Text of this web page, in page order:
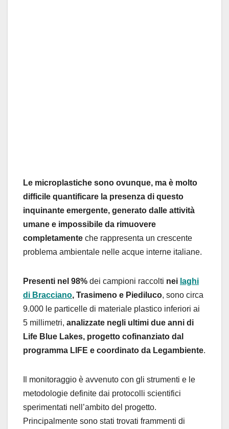
Le microplastiche sono ovunque, ma è molto
difficile quantificare la presenza di questo
inquinante emergente, generato dalle attività
umane e impossibile da rimuovere
completamente che rappresenta un crescente
problema ambientale nelle acque interne italiane.
Presenti nel 98% dei campioni raccolti nei laghi
di Bracciano, Trasimeno e Piediluco, sono circa
9.000 le particelle di materiale plastico inferiori ai
5 millimetri, analizzate negli ultimi due anni di
Life Blue Lakes, progetto cofinanziato dal
programma LIFE e coordinato da Legambiente.
Il monitoraggio è avvenuto con gli strumenti e le
metodologie definite dai protocolli scientifici
sperimentati nell’ambito del progetto.
Principalmente sono stati trovati frammenti di